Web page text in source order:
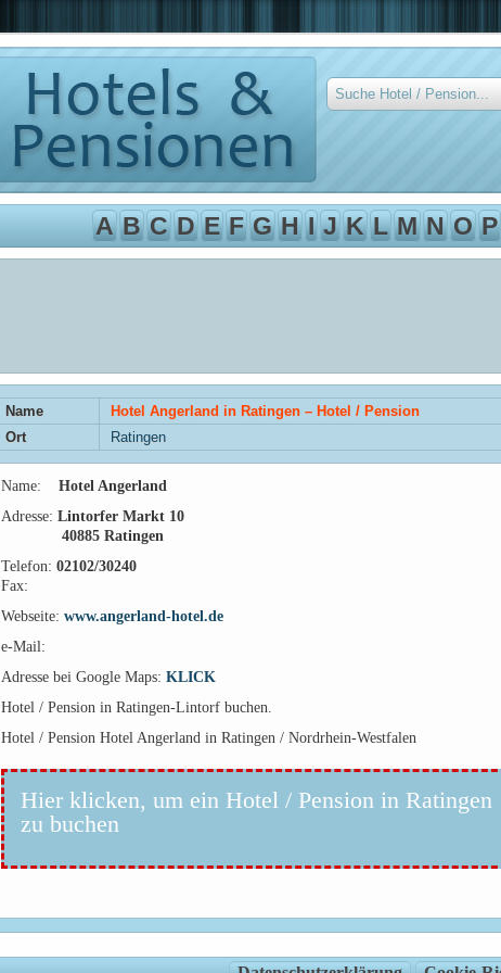
A B C D E F G H I J K L M N O P
Name
Hotel Angerland in Ratingen – Hotel / Pension
Ort
Ratingen
Name: Hotel Angerland
Adresse: Lintorfer Markt 10
40885 Ratingen
Telefon: 02102/30240
Fax:
Webseite: www.angerland-hotel.de
e-Mail:
Adresse bei Google Maps: KLICK
Hotel / Pension in Ratingen-Lintorf buchen.
Hotel / Pension Hotel Angerland in Ratingen / Nordrhein-Westfalen
Hier klicken, um ein Hotel / Pension in Ratingen
zu buchen